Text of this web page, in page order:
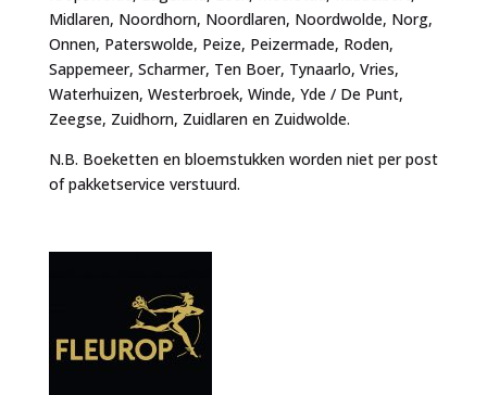
Midlaren, Noordhorn, Noordlaren, Noordwolde, Norg,
Onnen, Paterswolde, Peize, Peizermade, Roden,
Sappemeer, Scharmer, Ten Boer, Tynaarlo, Vries,
Waterhuizen, Westerbroek, Winde, Yde / De Punt,
Zeegse, Zuidhorn, Zuidlaren en Zuidwolde.
N.B. Boeketten en bloemstukken worden niet per post
of pakketservice verstuurd.